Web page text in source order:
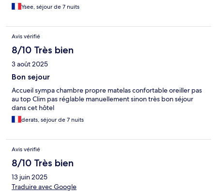
Ysee, séjour de 7 nuits
Avis vérifié
8/10 Très bien
3 août 2025
Bon sejour
Accueil sympa chambre propre matelas confortable oreiller pas
au top Clim pas réglable manuellement sinon très bon séjour
dans cet hôtel
derats, séjour de 7 nuits
Avis vérifié
8/10 Très bien
13 juin 2025
Traduire avec Google